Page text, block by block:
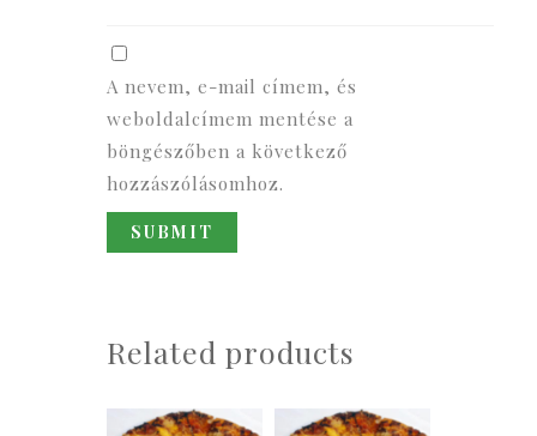
A nevem, e-mail címem, és
weboldalcímem mentése a
böngészőben a következő
hozzászólásomhoz.
Related products